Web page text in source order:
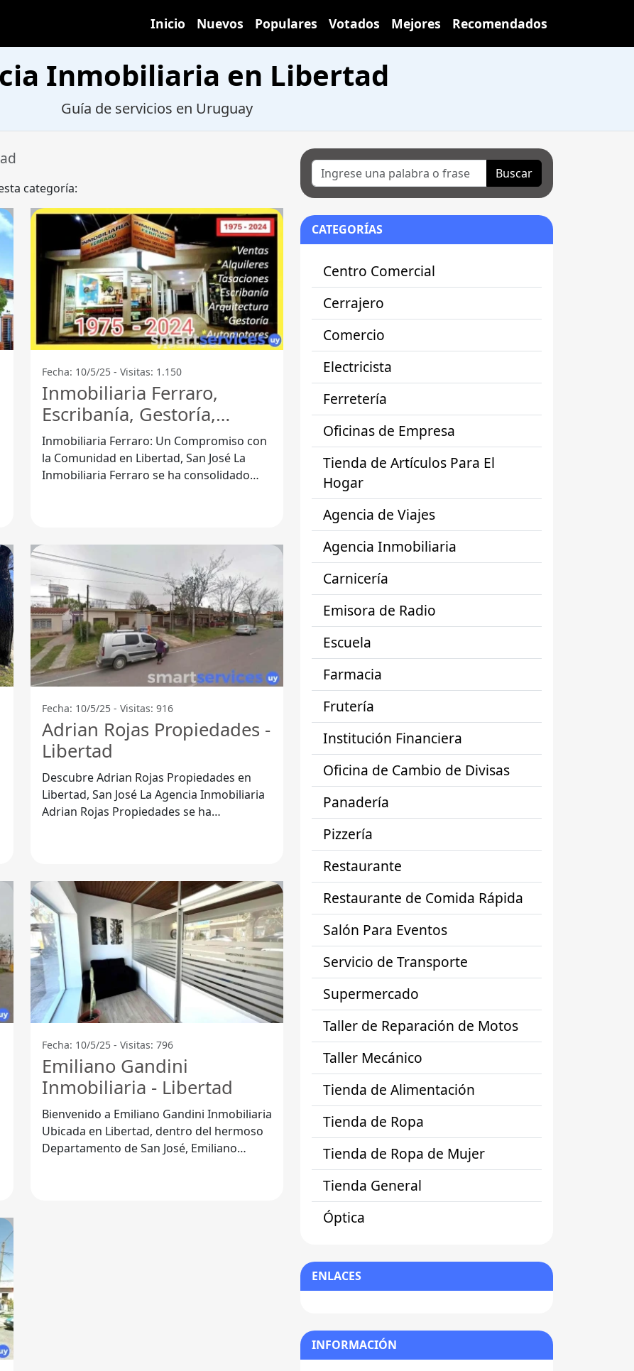
Inicio Nuevos Populares Votados Mejores Recomendados
Inmobiliaria en Libertad
Guía de servicios en Uruguay
categoría:
Fecha: 10/5/25 - Visitas: 1.150
Inmobiliaria Ferraro,
Escribanía, Gestoría,
Arquitectura - Libertad
Inmobiliaria Ferraro: Un Compromiso con
la Comunidad en Libertad, San José La
Inmobiliaria Ferraro se ha consolidado
Fecha: 10/5/25 - Visitas: 916
Adrian Rojas Propiedades -
Libertad
Descubre Adrian Rojas Propiedades en
Libertad, San José La Agencia Inmobiliaria
Adrian Rojas Propiedades se ha
Fecha: 10/5/25 - Visitas: 796
Emiliano Gandini
Inmobiliaria - Libertad
Bienvenido a Emiliano Gandini Inmobiliaria
Ubicada en Libertad, dentro del hermoso
Departamento de San José, Emiliano
Buscar
CATEGORÍAS
Centro Comercial
Cerrajero
Comercio
Electricista
Ferretería
Oficinas de Empresa
Tienda de Artículos Para El
Hogar
Agencia de Viajes
Agencia Inmobiliaria
Carnicería
Emisora de Radio
Escuela
Farmacia
Frutería
Institución Financiera
Oficina de Cambio de Divisas
Panadería
Pizzería
Restaurante
Restaurante de Comida Rápida
Salón Para Eventos
Servicio de Transporte
Supermercado
Taller de Reparación de Motos
Taller Mecánico
Tienda de Alimentación
Tienda de Ropa
Tienda de Ropa de Mujer
Tienda General
Óptica
ENLACES
INFORMACIÓN